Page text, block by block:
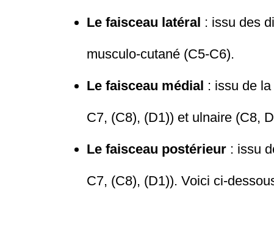
Le faisceau latéral : issu des
musculo-cutané (C5-C6).
Le faisceau médial : issu de
C7, (C8), (D1)) et ulnaire (C8,
Le faisceau postérieur : issu
C7, (C8), (D1)). Voici ci-